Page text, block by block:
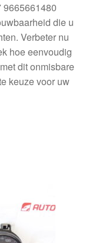
9665661480
die u
Verbeter nu
hoe eenvoudig
dit onmisbare
keuze voor uw